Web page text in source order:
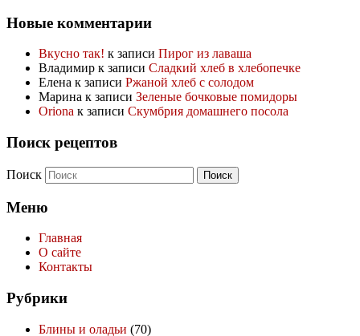
Новые комментарии
Вкусно так! к записи Пирог из лаваша
Владимир к записи Сладкий хлеб в хлебопечке
Елена к записи Ржаной хлеб с солодом
Марина к записи Зеленые бочковые помидоры
Oriona к записи Скумбрия домашнего посола
Поиск рецептов
Поиск
Меню
Главная
О сайте
Контакты
Рубрики
Блины и оладьи (70)